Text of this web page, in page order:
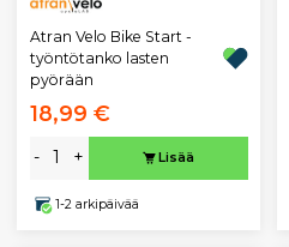
Atran Velo Bike Start -
työntötanko lasten
pyörään
18,99 €
- + Lisää
1-2 arkipäivää